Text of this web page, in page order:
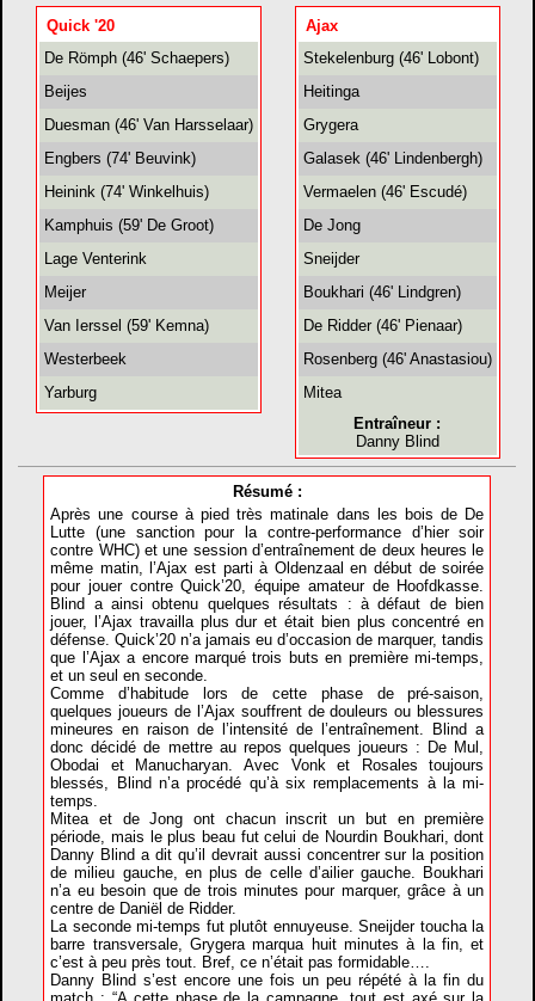
Quick '20
De Römph (46' Schaepers)
Beijes
Duesman (46' Van Harsselaar)
Engbers (74' Beuvink)
Heinink (74' Winkelhuis)
Kamphuis (59' De Groot)
Lage Venterink
Meijer
Van Ierssel (59' Kemna)
Westerbeek
Yarburg
Ajax
Stekelenburg (46' Lobont)
Heitinga
Grygera
Galasek (46' Lindenbergh)
Vermaelen (46' Escudé)
De Jong
Sneijder
Boukhari (46' Lindgren)
De Ridder (46' Pienaar)
Rosenberg (46' Anastasiou)
Mitea
Entraîneur :
Danny Blind
Résumé :
Après une course à pied très matinale dans les bois de De
Lutte (une sanction pour la contre-performance d’hier soir
contre WHC) et une session d’entraînement de deux heures le
même matin, l’Ajax est parti à Oldenzaal en début de soirée
pour jouer contre Quick’20, équipe amateur de Hoofdkasse.
Blind a ainsi obtenu quelques résultats : à défaut de bien
jouer, l’Ajax travailla plus dur et était bien plus concentré en
défense. Quick’20 n’a jamais eu d’occasion de marquer, tandis
que l’Ajax a encore marqué trois buts en première mi-temps,
et un seul en seconde.
Comme d’habitude lors de cette phase de pré-saison,
quelques joueurs de l’Ajax souffrent de douleurs ou blessures
mineures en raison de l’intensité de l’entraînement. Blind a
donc décidé de mettre au repos quelques joueurs : De Mul,
Obodai et Manucharyan. Avec Vonk et Rosales toujours
blessés, Blind n’a procédé qu’à six remplacements à la mi-
temps.
Mitea et de Jong ont chacun inscrit un but en première
période, mais le plus beau fut celui de Nourdin Boukhari, dont
Danny Blind a dit qu’il devrait aussi concentrer sur la position
de milieu gauche, en plus de celle d’ailier gauche. Boukhari
n’a eu besoin que de trois minutes pour marquer, grâce à un
centre de Daniël de Ridder.
La seconde mi-temps fut plutôt ennuyeuse. Sneijder toucha la
barre transversale, Grygera marqua huit minutes à la fin, et
c’est à peu près tout. Bref, ce n’était pas formidable….
Danny Blind s’est encore une fois un peu répété à la fin du